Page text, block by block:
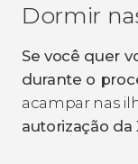
Dormir
Se você quer
durante o
acampar nas
autorização da